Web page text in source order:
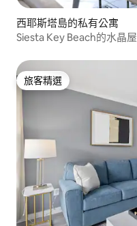
西耶斯塔島的私有公寓
Siesta Key Beach的水晶屋
旅客精選
旅客精選